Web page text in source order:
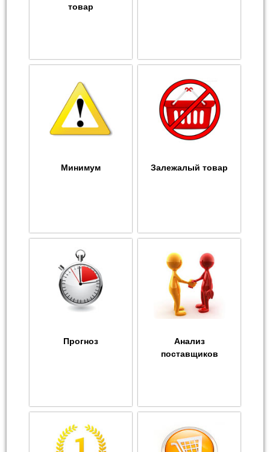
товар
Минимум Залежалый товар
Прогноз
Анализ
поставщиков